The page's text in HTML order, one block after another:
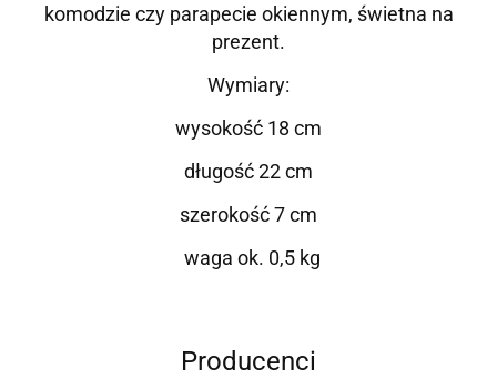
komodzie czy parapecie okiennym, świetna na
prezent.
Wymiary:
wysokość 18 cm
długość 22 cm
szerokość 7 cm
waga ok. 0,5 kg
Producenci